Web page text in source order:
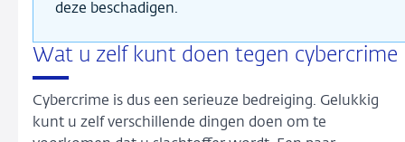
deze beschadigen.
Wat u zelf kunt doen tegen cybercrime
Cybercrime is dus een serieuze bedreiging. Gelukkig
kunt u zelf verschillende dingen doen om te